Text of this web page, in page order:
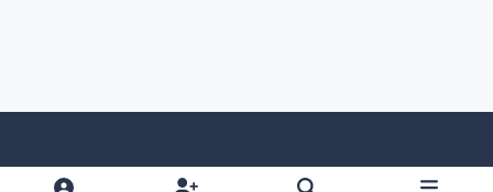
Light ModeDark ModeSystem Preference x